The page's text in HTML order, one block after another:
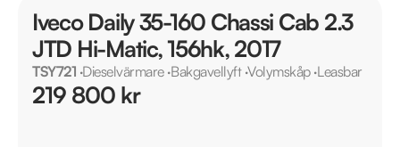
Iveco Daily 35-160 Chassi Cab 2.3
JTD Hi-Matic, 156hk, 2017
TSY721 ·Dieselvärmare·Bakgavellyft·Volymskåp·Leasbar
219 800 kr